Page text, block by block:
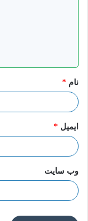
*
نام *
ایمیل *
وب‌ سایت